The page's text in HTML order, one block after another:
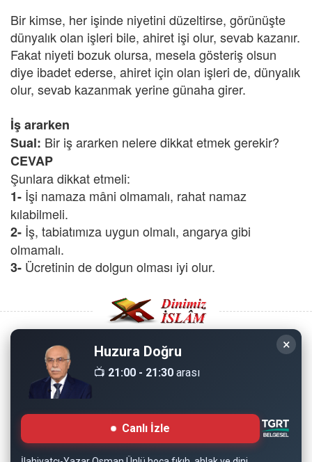
Bir kimse, her işinde niyetini düzeltirse, görünüşte
dünyalık olan işleri bile, ahiret işi olur, sevab kazanır.
Fakat niyeti bozuk olursa, mesela gösteriş olsun
diye ibadet ederse, ahiret için olan işleri de, dünyalık
olur, sevab kazanmak yerine günaha girer.
İş ararken
Sual: Bir iş ararken nelere dikkat etmek gerekir?
CEVAP
Şunlara dikkat etmeli:
1- İşi namaza mâni olmamalı, rahat namaz
kılabilmeli.
2- İş, tabiatımıza uygun olmalı, angarya gibi
olmamalı.
3- Ücretinin de dolgun olması iyi olur.
Copyright © 2008 - Dinimiz İslam. Her Hakkı Saklıdır.
Sitemizdeki bilgiler, bütün insanların istifadesi için
hazırlanmıştır. Orijinaline sadık kalmak şartıyla, izin
almaya gerek kalmadan, herkes istediği gibi alıp istifade
edebilir.
×
Huzura Doğru
📺 21:00 - 21:30 arası
Canlı İzle